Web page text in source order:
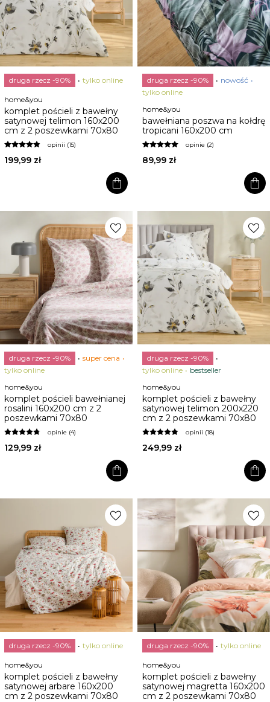
druga rzecz -90% tylko online
home&you
komplet pościeli z bawełny
satynowej telimon 160x200
cm z 2 poszewkami 70x80
opinii (15)
199,99 zł
shopping_bag
druga rzecz -90%
nowość
tylko online
home&you
bawełniana poszwa na kołdrę
tropicani 160x200 cm
opinie (2)
89,99 zł
shopping_bag
favorite
druga rzecz -90%
super cena
tylko online
home&you
komplet pościeli bawełnianej
rosalini 160x200 cm z 2
poszewkami 70x80
opinie (4)
129,99 zł
shopping_bag
favorite
druga rzecz -90%
tylko online
bestseller
home&you
komplet pościeli z bawełny
satynowej telimon 200x220
cm z 2 poszewkami 70x80
opinii (18)
249,99 zł
shopping_bag
favorite
druga rzecz -90% tylko online
home&you
komplet pościeli z bawełny
satynowej arbare 160x200
cm z 2 poszewkami 70x80
favorite
druga rzecz -90% tylko online
home&you
komplet pościeli z bawełny
satynowej magretta 160x200
cm z 2 poszewkami 70x80